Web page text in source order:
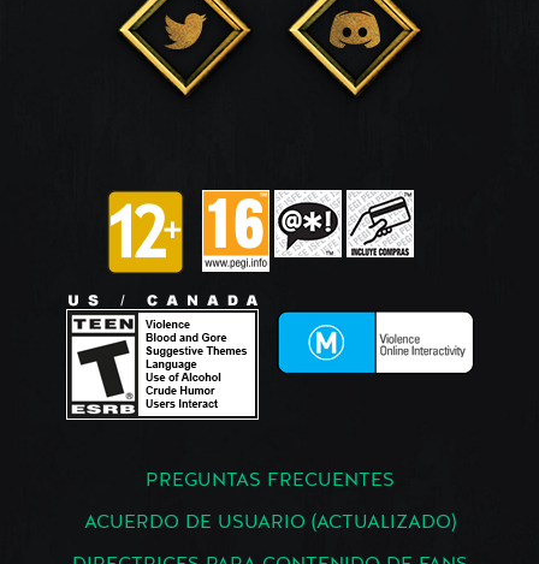
PREGUNTAS FRECUENTES
ACUERDO DE USUARIO (ACTUALIZADO)